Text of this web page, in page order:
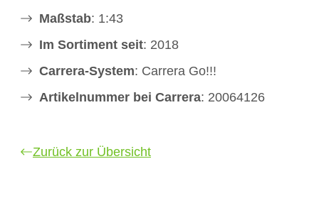
Maßstab: 1:43
Im Sortiment seit: 2018
Carrera-System: Carrera Go!!!
Artikelnummer bei Carrera: 20064126
Zurück zur Übersicht